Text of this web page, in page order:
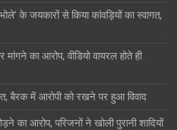
के जयकारों से किया कांवड़ियों का स्वागत,
का आरोप, वीडियो वायरल होते ही
बैरक में आरोपी को रखने पर हुआ विवाद
का आरोप, परिजनों ने खोली पुरानी शादियों